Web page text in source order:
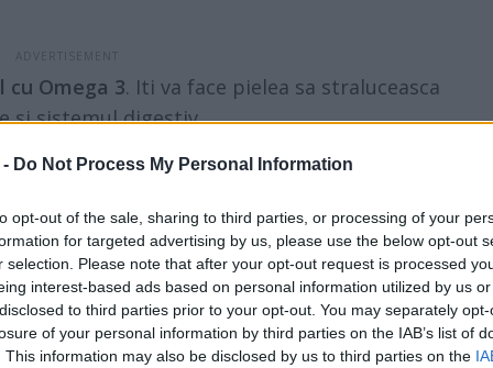
- Do Not Process My Personal Information
opt-out of the sale, sharing to third parties, or processing of your
for targeted advertising by us, please use the below opt-out
selection. Please note that after your opt-out request is processed
interest-based ads based on personal information utilized by us
to third parties prior to your opt-out. You may separately
of your personal information by third parties on the IAB’s list of
This information may also be disclosed by us to third parties on the
Omega 3. Iti va face pielea sa straluceasca
si sistemul digestiv.
iti recomanda
precum broccoli pentru o
care previn uscarea pielii si
in anti-oxidanti . Aceasta include acid
si vitaminele C si E. Mananca in
ulei de nuca de cocos.